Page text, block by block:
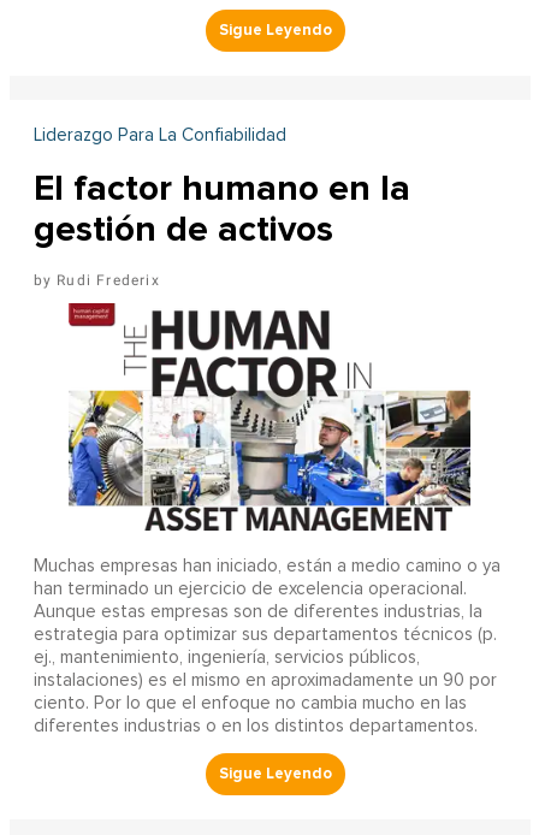
Liderazgo Para La Confiabilidad
El factor humano en la
gestión de activos
Rudi Frederix
Muchas empresas han iniciado, están a medio camino o ya
han terminado un ejercicio de excelencia operacional.
Aunque estas empresas son de diferentes industrias, la
estrategia para optimizar sus departamentos técnicos (p.
ej., mantenimiento, ingeniería, servicios públicos,
instalaciones) es el mismo en aproximadamente un 90 por
ciento. Por lo que el enfoque no cambia mucho en las
diferentes industrias o en los distintos departamentos.